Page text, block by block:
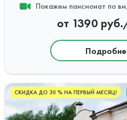
Покажем пансионат по
от 1390
СКИДКА ДО 30 % НА ПЕРВЫЙ МЕСЯЦ!